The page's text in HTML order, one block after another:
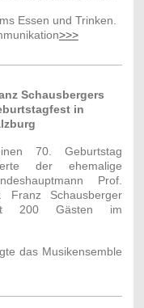
Essen und Trinken.
>>>
Schausbergers
in
70. Geburtstag
der ehemalige
Prof.
Franz Schausberger
200 Gästen im
das Musikensemble